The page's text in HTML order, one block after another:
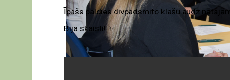
Īpašs paldies divpadsmito klašu
Bija skaisti! ✨